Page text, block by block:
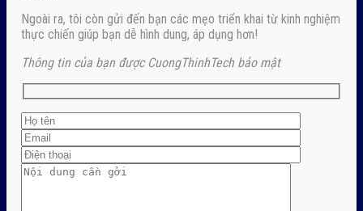
Ngoài ra, tôi còn gửi đến bạn các mẹo triển khai từ kinh nghiệm
thực chiến giúp bạn dễ hình dung, áp dụng hơn!
Thông tin của bạn được CuongThinhTech bảo mật